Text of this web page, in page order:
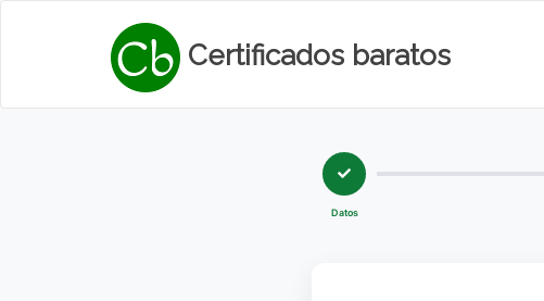
Certificados baratos
Datos